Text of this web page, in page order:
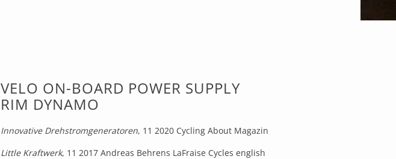
VELO ON-BOARD POWER SUPPLY
RIM DYNAMO
Innovative Drehstromgeneratoren, 11 2020 Cycling About Magazin
Little Kraftwerk, 11 2017 Andreas Behrens LaFraise Cycles english